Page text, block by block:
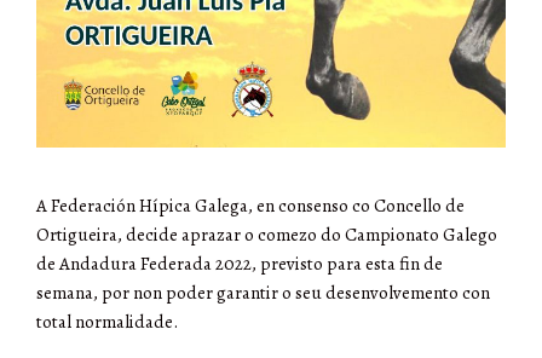
A Federación Hípica Galega, en consenso co Concello de
Ortigueira, decide aprazar o comezo do Campionato Galego
de Andadura Federada 2022, previsto para esta fin de
semana, por non poder garantir o seu desenvolvemento con
total normalidade.